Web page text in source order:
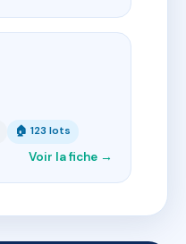
🏠 123 lots
Voir la fiche →